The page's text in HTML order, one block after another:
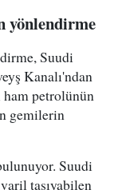
yönlendirme
Suudi
Kanalı'ndan
ham petrolünün
gemilerin
Suudi
taşıyabilen